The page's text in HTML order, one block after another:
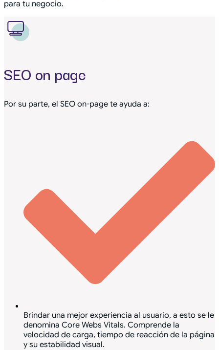
para tu negocio.
SEO on page
Por su parte, el SEO on-page te ayuda a:
Brindar una mejor experiencia al usuario, a esto se le
denomina Core Webs Vitals. Comprende la
velocidad de carga, tiempo de reacción de la página
y su estabilidad visual.